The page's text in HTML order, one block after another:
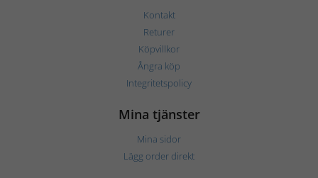
Kontakt
Returer
Köpvillkor
Ångra köp
Integritetspolicy
Mina tjänster
Mina sidor
Lägg order direkt